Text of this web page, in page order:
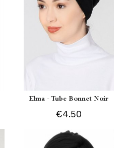
Elma - Tube Bonnet Noir
€4.50